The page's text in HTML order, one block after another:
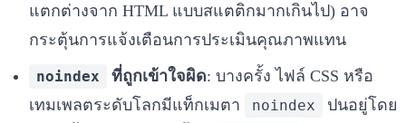
แตกต่างจาก HTML แบบสแตติกมากเกินไป) อาจ
กระตุ้นการแจ้งเตือนการประเมินคุณภาพแทน
noindex ที่ถูกเข้าใจผิด: บางครั้ง ไฟล์ CSS หรือ
เทมเพลตระดับโลกมีแท็กเมตา
noindex
ปนอยู่โดย